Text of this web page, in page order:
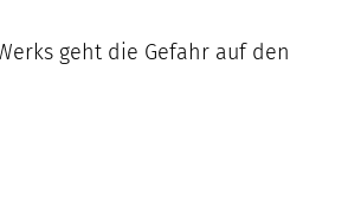
geht die Gefahr auf den